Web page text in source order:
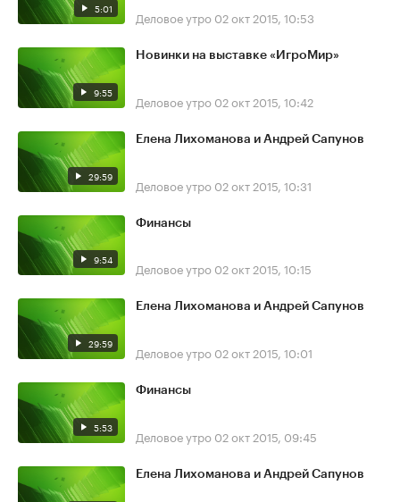
5:01 Деловое утро 02 окт 2015, 10:53
9:55
Новинки на выставке «ИгроМир»
Деловое утро 02 окт 2015, 10:42
29:59
Елена Лихоманова и Андрей Сапунов
Деловое утро 02 окт 2015, 10:31
9:54
Финансы
Деловое утро 02 окт 2015, 10:15
29:59
Елена Лихоманова и Андрей Сапунов
Деловое утро 02 окт 2015, 10:01
5:53
Финансы
Деловое утро 02 окт 2015, 09:45
Елена Лихоманова и Андрей Сапунов